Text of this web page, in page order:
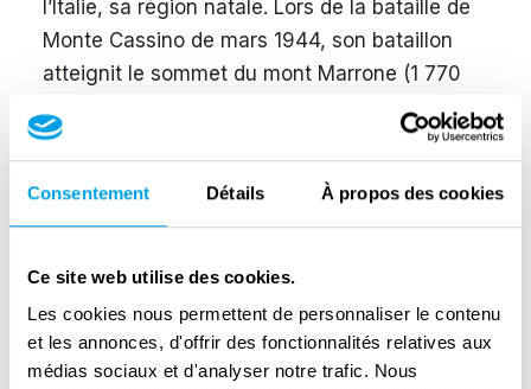
Consentement Détails À propos des cookies
Ce site web utilise des cookies.
Les cookies nous permettent de personnaliser le contenu
et les annonces, d'offrir des fonctionnalités relatives aux
médias sociaux et d'analyser notre trafic. Nous
l’Italie, sa région natale. Lors de la bataille de
Monte Cassino de mars 1944, son bataillon
atteignit le sommet du mont Marrone (1 770
m), à l’est de Cassino, dans le but de franchir
la ligne Gustave construite par les Allemands.
Marrone était qualifié d’« invulnérable » par les
Le bataillon du Piémont reçut la médaille
d’argent de la valeur militaire pour son
courage. Une fois la guerre terminée, Sergio
Pivetta mena avec brio une carrière de